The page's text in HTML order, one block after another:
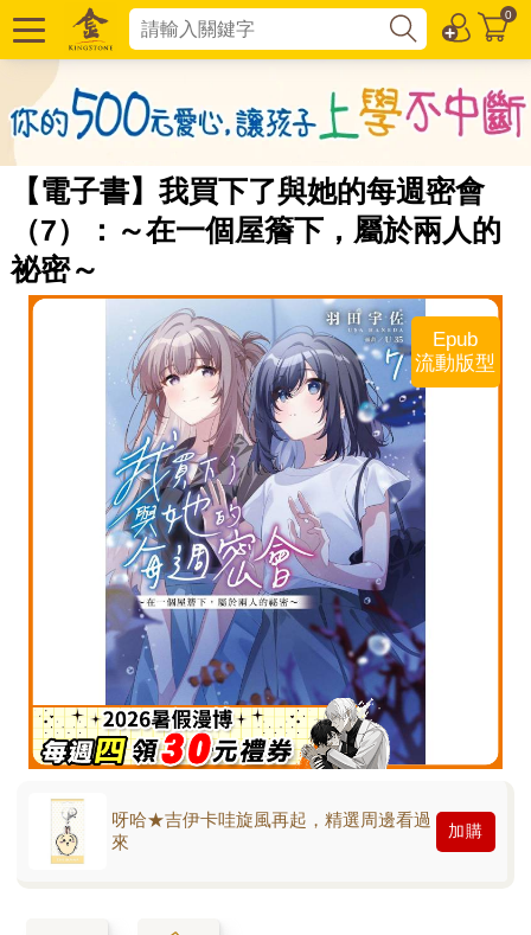
0
【電子書】我買下了與她的每週密會
（7）：～在一個屋簷下，屬於兩人的
祕密～
Epub
流動版型
呀哈★吉伊卡哇旋風再起，精選周邊看過
來
加購